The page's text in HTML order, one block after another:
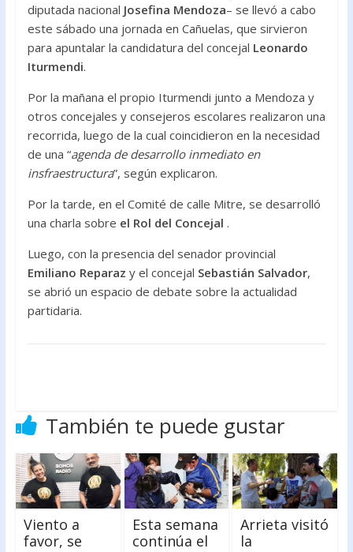
diputada nacional Josefina Mendoza– se llevó a cabo
este sábado una jornada en Cañuelas, que sirvieron
para apuntalar la candidatura del concejal Leonardo
Iturmendi.
Por la mañana el propio Iturmendi junto a Mendoza y
otros concejales y consejeros escolares realizaron una
recorrida, luego de la cual coincidieron en la necesidad
de una “agenda de desarrollo inmediato en
insfraestructura”, según explicaron.
Por la tarde, en el Comité de calle Mitre, se desarrolló
una charla sobre el Rol del Concejal .
Luego, con la presencia del senador provincial
Emiliano Reparaz y el concejal Sebastián Salvador,
se abrió un espacio de debate sobre la actualidad
partidaria.
También te puede gustar
Viento a
favor, se
Esta semana
continúa el
Arrieta visitó
la